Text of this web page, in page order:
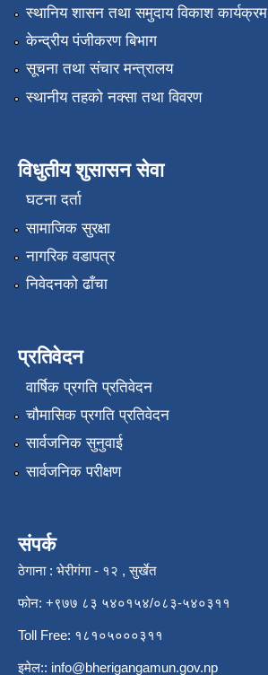
स्थानिय शासन तथा समुदाय विकाश कार्यक्रम
केन्द्रीय पंजीकरण बिभाग
सूचना तथा संचार मन्त्रालय
स्थानीय तहको नक्सा तथा विवरण
विधुतीय शुसासन सेवा
घटना दर्ता
सामाजिक सुरक्षा
नागरिक वडापत्र
निवेदनको ढाँचा
प्रतिवेदन
वार्षिक प्रगति प्रतिवेदन
चौमासिक प्रगति प्रतिवेदन
सार्वजनिक सुनुवाई
सार्वजनिक परीक्षण
संपर्क
ठेगाना : भेरीगंगा - १२ , सुर्खेत
फोन: +९७७ ८३ ५४०१५४/०८३-५४०३११
Toll Free: १८१०५०००३११
इमेल:: info@bherigangamun.gov.np